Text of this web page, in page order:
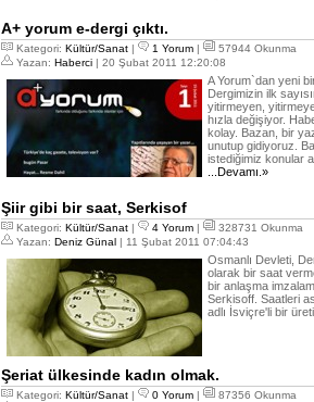
A+ yorum e-dergi çıktı.
Kategori: Kültür/Sanat | 1 Yorum |
57944 Okunma
Yazan: Haberci | 20 Şubat 2011 12:20:08
A Yorum`dan yeni
Dergimizin ilk
yitirmeyen,
hızla değişiyor.
kolay. Bazan, bir
unutup gidiyoruz.
istediğimiz konular
...Devamı.»
Şiir gibi bir saat, Serkisof
Kategori: Kültür/Sanat | 4 Yorum |
328731 Okunma
Yazan: Deniz Günal | 11 Şubat 2011 07:04:43
Osmanlı Devleti,
olarak bir saat
bir anlaşma
Serkisoff. Saatleri
adlı İsviçre'li bir
Şeriat ülkesinde kadın olmak.
Kategori: Kültür/Sanat | 0 Yorum |
87356 Okunma